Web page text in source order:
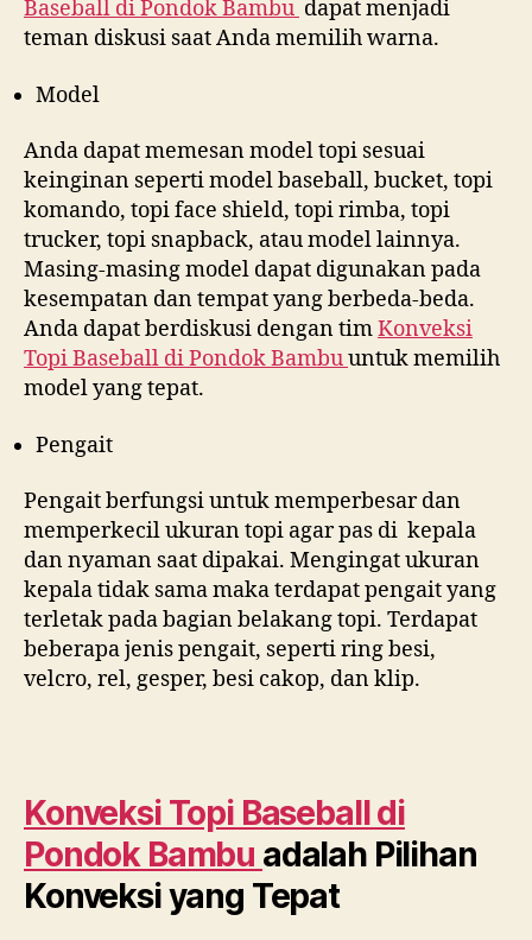
Baseball diPondok Bambu dapat menjadi
teman diskusi saat Anda memilih warna.
Model
Anda dapat memesan model topi sesuai
keinginan seperti model baseball, bucket, topi
komando, topi face shield, topi rimba, topi
trucker, topi snapback, atau model lainnya.
Masing-masing model dapat digunakan pada
kesempatan dan tempat yang berbeda-beda.
Anda dapat berdiskusi dengan timKonveksi
Topi Baseball diPondok Bambuuntuk memilih
model yang tepat.
Pengait
Pengait berfungsi untuk memperbesar dan
memperkecil ukuran topi agar pas di kepala
dan nyaman saat dipakai. Mengingat ukuran
kepala tidak sama maka terdapat pengait yang
terletak pada bagian belakang topi. Terdapat
beberapa jenis pengait, seperti ring besi,
velcro, rel, gesper, besi cakop, dan klip.
Konveksi Topi Baseball di
Pondok Bambu adalah Pilihan
Konveksi yang Tepat